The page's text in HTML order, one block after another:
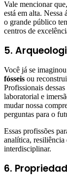
Vale mencionar
está em alta. Nessa
o grande público
centros de
5.
Você já se
fósseis ou
Profissionais
laboratorial e
mudar nossa
perguntas para o
Essas profissões
analítica, resiliência
interdisciplinar.
6.